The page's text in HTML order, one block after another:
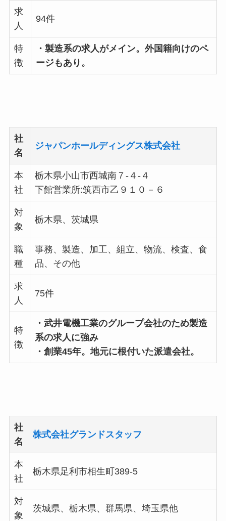
求
人
94件
特
徴
・製造系の求人がメイン。外国籍向けのペ
ージもあり。
社
名
ジャパンホールディングス株式会社
本
社
栃木県小山市西城南７-４-４
下館営業所:筑西市乙９１０－６
対
象
栃木県、茨城県
職
種
事務、製造、加工、組立、物流、検査、食
品、その他
求
人
75件
特
徴
・武井電機工業のグループ会社のため製造
系の求人に強み
・創業45年。地元に根付いた派遣会社。
社
名
株式会社グランドスタッフ
本
社
栃木県足利市相生町389-5
対
象
茨城県、栃木県、群馬県、埼玉県他